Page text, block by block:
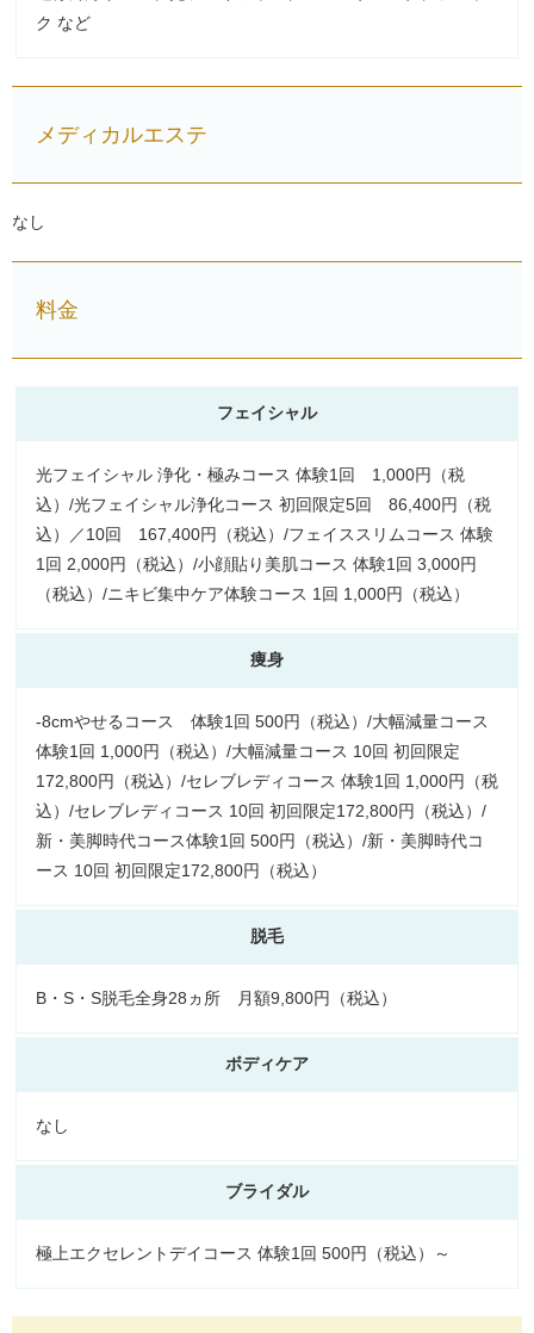
ク など
メディカルエステ
なし
料金
フェイシャル
光フェイシャル 浄化・極みコース 体験1回 1,000円（税
込）/光フェイシャル浄化コース 初回限定5回 86,400円（税
込）／10回 167,400円（税込）/フェイススリムコース 体験
1回 2,000円（税込）/小顔貼り美肌コース 体験1回 3,000円
（税込）/ニキビ集中ケア体験コース 1回 1,000円（税込）
痩身
-8cmやせるコース 体験1回 500円（税込）/大幅減量コース
体験1回 1,000円（税込）/大幅減量コース 10回 初回限定
172,800円（税込）/セレブレディコース 体験1回 1,000円（税
込）/セレブレディコース 10回 初回限定172,800円（税込）/
新・美脚時代コース体験1回 500円（税込）/新・美脚時代コ
ース 10回 初回限定172,800円（税込）
脱毛
B・S・S脱毛全身28ヵ所 月額9,800円（税込）
ボディケア
なし
ブライダル
極上エクセレントデイコース 体験1回 500円（税込）～